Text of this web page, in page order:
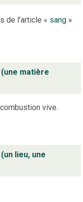
de l’article « sang »
matière
vive.
lieu, une